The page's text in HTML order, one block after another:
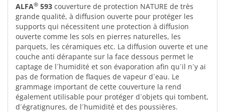
ALFA® 593 couverture de protection NATURE de très
grande qualité, à diffusion ouverte pour protéger les
supports qui nécessitent une protection à diffusion
ouverte comme les sols en pierres naturelles, les
parquets, les céramiques etc. La diffusion ouverte et une
couche anti dérapante sur la face dessous permet le
captage de l´humidité et son évaporation afin qu´il n´y ai
pas de formation de flaques de vapeur d´eau. Le
grammage important de cette couverture la rend
également utilisable pour protéger d´objets qui tombent,
d´égratignures, de l´humidité et des poussières.